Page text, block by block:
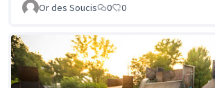
Or des Soucis
0 0